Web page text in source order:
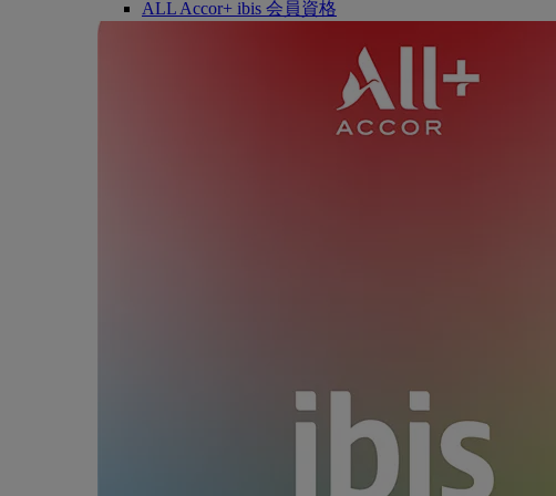
ALL Accor+ ibis 会員資格